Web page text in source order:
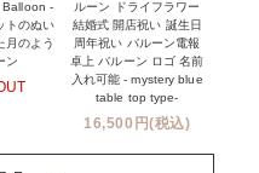
Balloon -
トのぬい
月のよう
ン
ルーン ドライフラワー
結婚式 開店祝い 誕生日
周年祝い バルーン電報
卓上 バルーン ロゴ 名前
入れ可能 - mystery blue
table top type-
16,500円(税込)